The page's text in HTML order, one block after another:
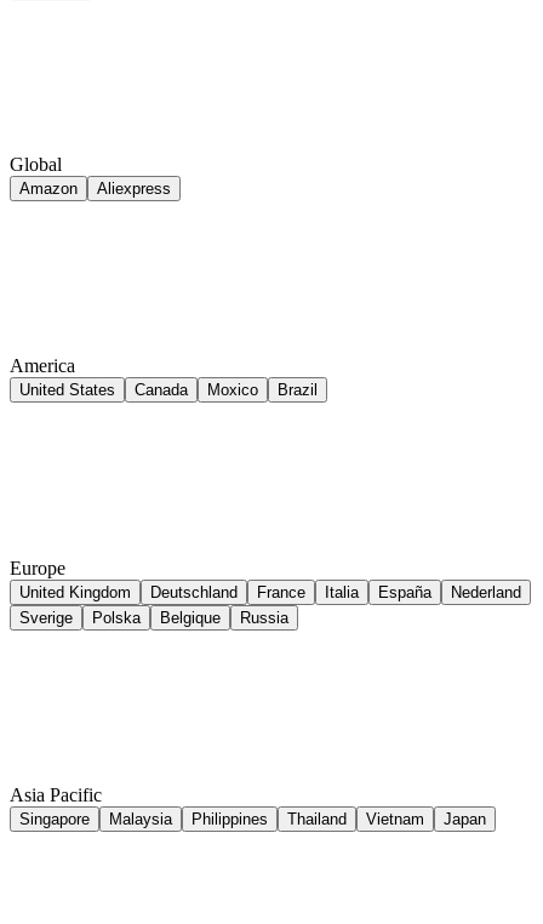
Global
Amazon Aliexpress
America
United States Canada Moxico Brazil
Europe
United Kingdom Deutschland France Italia España
Nederland
Sverige
Polska Belgique Russia
Asia Pacific
Singapore Malaysia Philippines Thailand Vietnam Japan